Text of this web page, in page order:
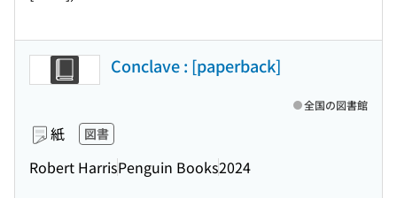
Conclave : [paperback]
紙 図書
Robert HarrisPenguin Books2024
全国の図書館